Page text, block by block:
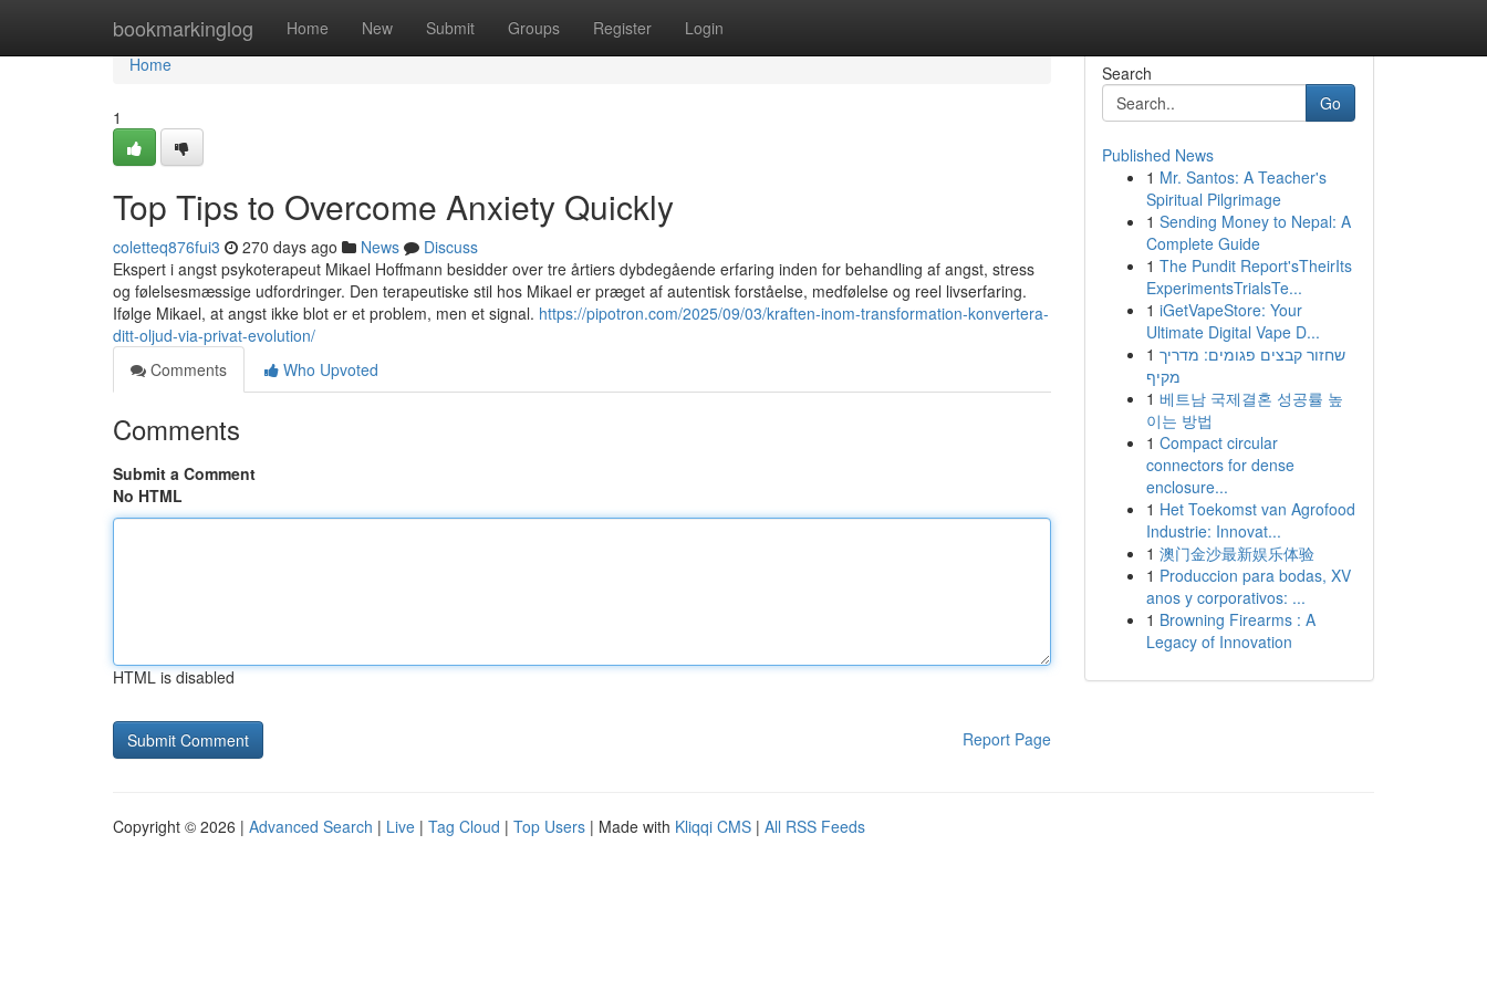
bookmarkinglog Home New Submit Groups Register Login
Home
Home
1
Top Tips to Overcome Anxiety Quickly
coletteq876fui3 270 days ago News
Discuss
Ekspert i angst psykoterapeut Mikael Hoffmann besidder over tre årtiers dybdegående erfaring inden for behandling af angst, stress
og følelsesmæssige udfordringer. Den terapeutiske stil hos Mikael er præget af autentisk forståelse, medfølelse og reel livserfaring.
Ifølge Mikael, at angst ikke blot er et problem, men et signal. https://pipotron.com/2025/09/03/kraften-inom-transformation-konvertera-
ditt-oljud-via-privat-evolution/
Comments
Who Upvoted
Comments
Submit a Comment
No HTML
HTML is disabled
Report Page
Search
Go
Published News
1 Mr. Santos: A Teacher's
Spiritual Pilgrimage
1 Sending Money to Nepal: A
Complete Guide
1 The Pundit Report'sTheirIts
ExperimentsTrialsTe...
1 iGetVapeStore: Your
Ultimate Digital Vape D...
1 שחזור קבצים פגומים: מדריך
מקיף
1 베트남 국제결혼 성공률 높
이는 방법
1 Compact circular
connectors for dense
enclosure...
1 Het Toekomst van Agrofood
Industrie: Innovat...
1 澳门金沙最新娱乐体验
1 Produccion para bodas, XV
anos y corporativos: ...
1 Browning Firearms : A
Legacy of Innovation
Copyright © 2026 | Advanced Search | Live | Tag Cloud | Top Users | Made with Kliqqi CMS | All RSS Feeds